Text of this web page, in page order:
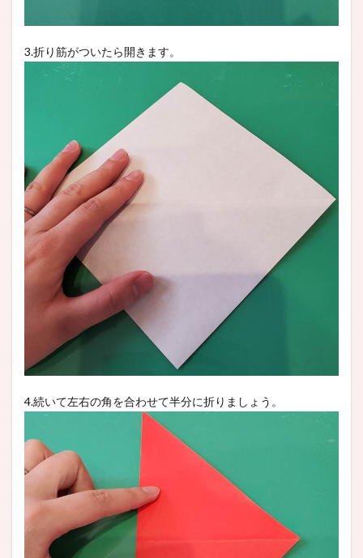
3.折り筋がついたら開きます。
4.続いて左右の角を合わせて半分に折りましょう。